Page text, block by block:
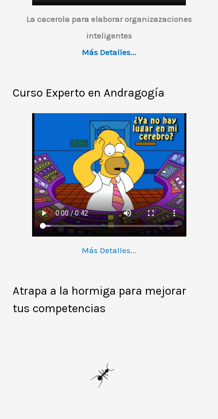
La cacerola para elaborar organizazaciones
inteligentes
Más Detalles...
Curso Experto en Andragogía
Más Detalles...
Atrapa a la hormiga para mejorar
tus competencias